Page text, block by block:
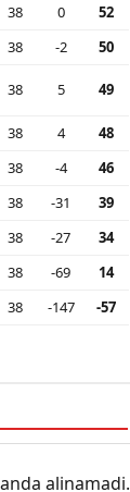
38 0
52
38 -2 50
38 5 49
38 4
48
38 -4
46
38 -31
39
38 -27
34
38 -69
14
38 -147
-57
alinamadi.